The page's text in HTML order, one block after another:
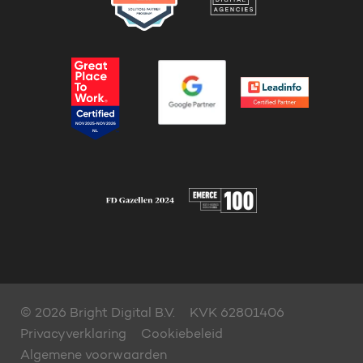
+45 70 60 47 45
Marketing & sales oplossingen
© 2026 Bright Digital B.V.
KVK 62801406
Privacyverklaring
Cookiebeleid
Algemene voorwaarden